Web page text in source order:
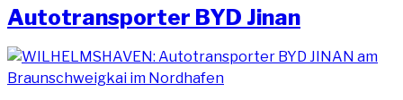
Autotransporter BYD Jinan